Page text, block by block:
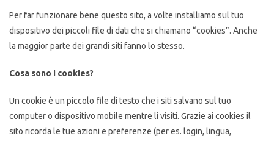
Per far funzionare bene questo sito, a volte installiamo sul tuo
dispositivo dei piccoli file di dati che si chiamano “cookies”. Anche
la maggior parte dei grandi siti fanno lo stesso.
Cosa sono i cookies?
Un cookie è un piccolo file di testo che i siti salvano sul tuo
computer o dispositivo mobile mentre li visiti. Grazie ai cookies il
sito ricorda le tue azioni e preferenze (per es. login, lingua,